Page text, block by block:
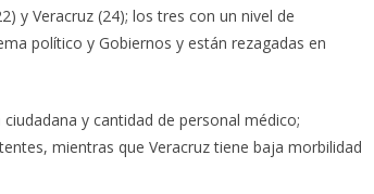
y Veracruz (24); los tres con un nivel de
político y Gobiernos y están rezagadas en
y cantidad de personal médico;
mientras que Veracruz tiene baja morbilidad